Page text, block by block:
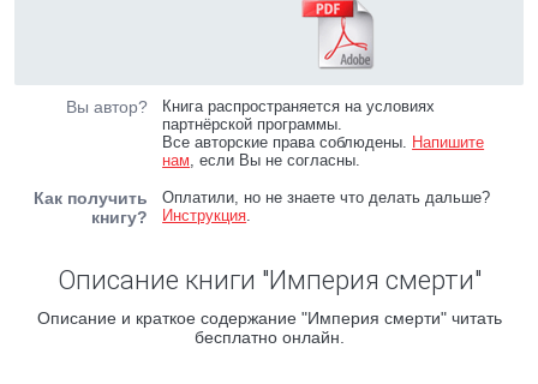
Вы автор?
Книга распространяется на условиях
партнёрской программы.
Все авторские права соблюдены. Напишите
нам, если Вы не согласны.
Как получить
книгу?
Оплатили, но не знаете что делать дальше?
Инструкция.
Описание книги "Империя смерти"
Описание и краткое содержание "Империя смерти" читать
бесплатно онлайн.